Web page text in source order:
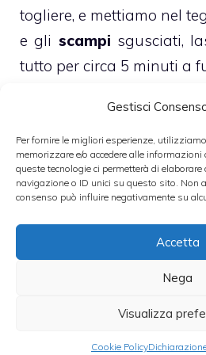
Gestisci
Per fornire le migliori esperienze,
memorizzare e/o accedere alle
queste tecnologie ci permetterà di
navigazione o ID unici su questo sito. Non
consenso può influire negativamente su
Accetta
Nega
Visualizza
Cookie Policy
togliere, e mettiamo nel
e gli scampi sgusciati,
tutto per circa 5 minuti a
Nel frattempo facciamo
acqua poco salata,
uniamo al pesto e poi
nel tegame, facendo
Leggi anche: